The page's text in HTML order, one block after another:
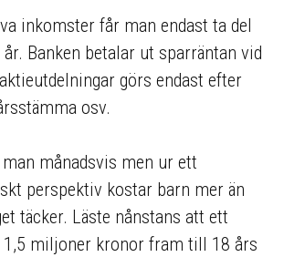
inkomster får man endast ta del
år. Banken betalar ut sparräntan vid
görs endast efter
osv.
månadsvis men ur ett
perspektiv kostar barn mer än
täcker. Läste nånstans att ett
1,5 miljoner kronor fram till 18 års